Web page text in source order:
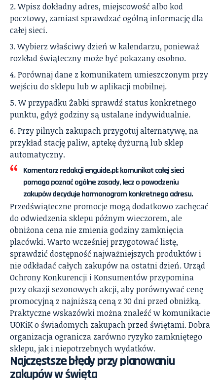
Wpisz dokładny adres, miejscowość albo kod
pocztowy, zamiast sprawdzać ogólną informację dla
całej sieci.
Wybierz właściwy dzień w kalendarzu, ponieważ
rozkład świąteczny może być pokazany osobno.
Porównaj dane z komunikatem umieszczonym przy
wejściu do sklepu lub w aplikacji mobilnej.
W przypadku Żabki sprawdź status konkretnego
punktu, gdyż godziny są ustalane indywidualnie.
Przy pilnych zakupach przygotuj alternatywę, na
przykład stację paliw, aptekę dyżurną lub sklep
automatyczny.
Komentarz redakcji enguide.pl: komunikat całej sieci
pomaga poznać ogólne zasady, lecz o powodzeniu
zakupów decyduje harmonogram konkretnego adresu.
Przedświąteczne promocje mogą dodatkowo zachęcać
do odwiedzenia sklepu późnym wieczorem, ale
obniżona cena nie zmienia godziny zamknięcia
placówki. Warto wcześniej przygotować listę,
sprawdzić dostępność najważniejszych produktów i
nie odkładać całych zakupów na ostatni dzień. Urząd
Ochrony Konkurencji i Konsumentów przypomina
przy okazji sezonowych akcji, aby porównywać cenę
promocyjną z najniższą ceną z 30 dni przed obniżką.
Praktyczne wskazówki można znaleźć w komunikacie
UOKiK o świadomych zakupach przed świętami. Dobra
organizacja ogranicza zarówno ryzyko zamkniętego
sklepu, jak i niepotrzebnych wydatków.
Najczęstsze błędy przy planowaniu
zakupów w święta